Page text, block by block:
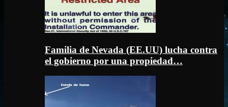
Familia de Nevada (EE.UU) lucha contra
el gobierno por una propiedad…